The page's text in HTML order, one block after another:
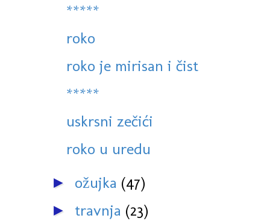
*****
roko
roko je mirisan i čist
*****
uskrsni zečići
roko u uredu
► ožujka (47)
► travnja (23)